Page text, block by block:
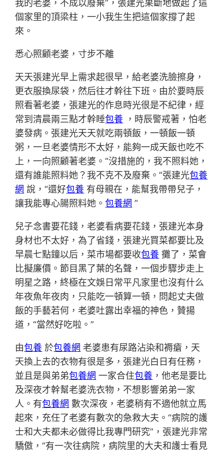
我的老婆，不成以廢棄”，張建光果斷地做起了這
個家里的頂梁柱，一小我生生把這個家撐了起
來。
悉心照顧老婆，寸步不離
天天張建光早上需求起很早，給老婆洗臉擦身，
更衣服換尿袋，然后往才幹往下班。由於要時辰
照看著老婆，張建光的作息時光很是不紀律，經
常到清晨兩三點才幹睡包養 ，時辰警戒著，怕老
婆發病。張建光天天就吃兩頓飯，一頓飯一頓
粥，一旦老婆情形不太好，能夠一成天飯也吃不
上，一向照顧著老婆。“沒措施的，我不照料她，
還有誰能照料她？我不克不及廢棄。”張建光包養
網 說，“還好包養 有母親在，能幫我帶帶兒子，
讓我能專心腸照料她。包養網 ”
兒子念書要花錢，老婆看病要花錢，張建光本身
身材也不太好，為了省錢，張建光買菜都要比及
早晨七點鐘以后，菜市場都要收包養 攤了，菜會
比擬廉價。節目黑了葉的名聲，一個步驟步走上
明星之路，終極在文娛日常平凡家里也沒有什么
年夜魚年夜肉，只能吃一頓算一頓，問起丈夫做
飯的手藝若何，老婆吐露出幸福的神色，贊揚
道，“當然好吃啦。”
由包養 於包養網 老婆患有尿路沾染和褥瘡，天
天換上去的衣物有很是多，張建光白日有任務，
並且是與弟弟包養網 一家合住包養 ，他老是要比
及深夜才幹幫老婆洗衣物，不想影響弟弟一家
人。有包養網 數次深夜，老婆稍有不適他就立馬
起來，充任了老婆有數次的急救大夫。“病院的護
士和大夫都未必做得比我專門研究”，張建光非常
驕傲，“有一次往病院，病院里的大夫和護士看見